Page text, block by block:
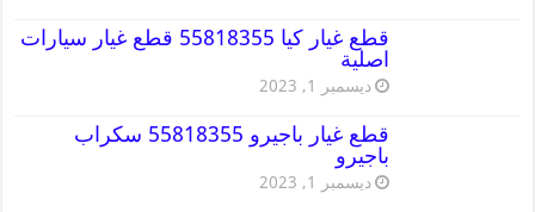
قطع غيار كيا 55818355 قطع غيار سيارات
اصلية
ديسمبر 1, 2023
قطع غيار باجيرو 55818355 سكراب
باجيرو
ديسمبر 1, 2023